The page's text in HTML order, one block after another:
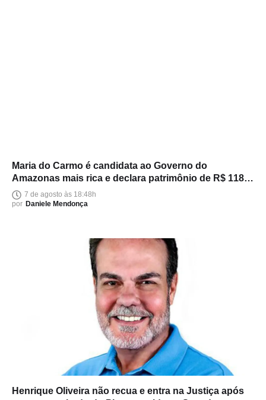
Maria do Carmo é candidata ao Governo do
Amazonas mais rica e declara patrimônio de R$ 118
milhões
7 de agosto às 18:48h
por Daniele Mendonça
Henrique Oliveira não recua e entra na Justiça após